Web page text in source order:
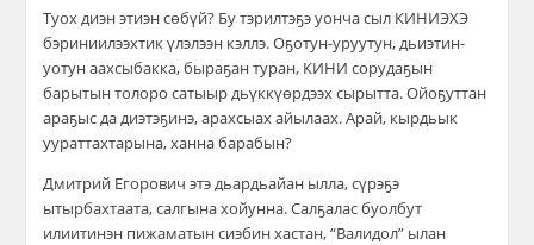
Туох диэн этиэн сөбүй? Бу тэрилтэҕэ уонча сыл КИНИЭХЭ
бэриниилээхтик үлэлээн кэллэ. Оҕотун-уруутун, дьиэтин-
уотун аахсыбакка, быраҕан туран, КИНИ сорудаҕын
барытын толоро сатыыр дьүккүөрдээх сырытта. Ойоҕуттан
араҕыс да диэтэҕинэ, арахсыах айылаах. Арай, кырдьык
уураттахтарына, ханна барабын?
Дмитрий Егорович этэ дьардьайан ылла, сүрэҕэ
ытырбахтаата, салгына хойунна. Салҕалас буолбут
илиитинэн пижаматын сиэбин хастан, “Валидол” ылан